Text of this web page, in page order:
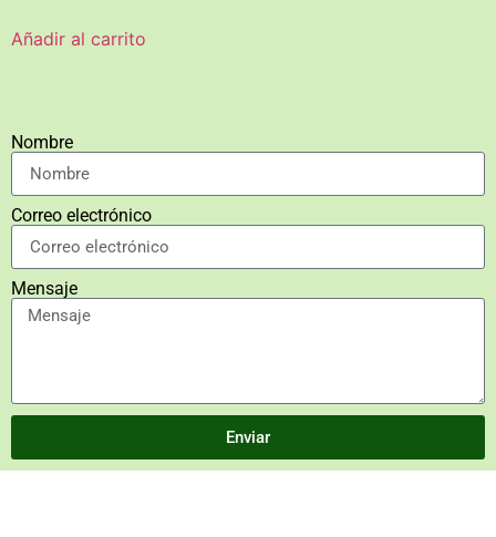
Añadir al carrito
Nombre
Correo electrónico
Mensaje
Enviar